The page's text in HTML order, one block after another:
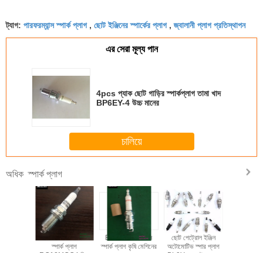
ট্যাগ: পারফরম্যান্স স্পার্ক প্লাগ, ছোট ইঞ্জিনের স্পার্কের প্লাগ,জ্বালানী প্লাগ প্রতিস্থাপন
এর সেরা মূল্য পান
4pcs প্যাক ছোট গাড়ির স্পার্কপ্লাগ তামা খাদ
BP6EY-4 উচ্চ মানের
চালিয়ে
অধিকস্পার্ক প্লাগ
সাদা 56028236AA
স্পার্ক প্লাগ
BL15Y ছোট ইঞ্জিন
স্পার্ক প্লাগ কৃষি মেশিনের
ছোট পেট্রোল ইঞ্জিন
অটোমোটিভ স্পার প্লাগ